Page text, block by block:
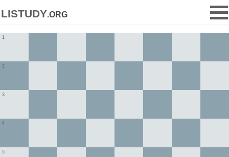
listudy.org
1
2
3
4
5